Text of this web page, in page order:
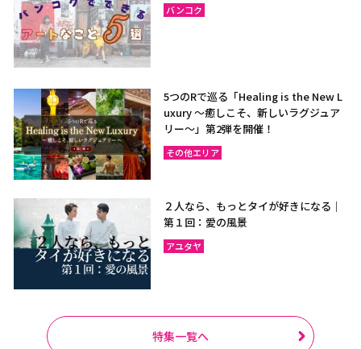
バンコク
5つのRで巡る「Healing is the New L
uxury ～癒しこそ、新しいラグジュア
リー〜」第2弾を開催！
その他エリア
２人なら、もっとタイが好きになる｜
第１回：愛の風景
アユタヤ
特集一覧へ